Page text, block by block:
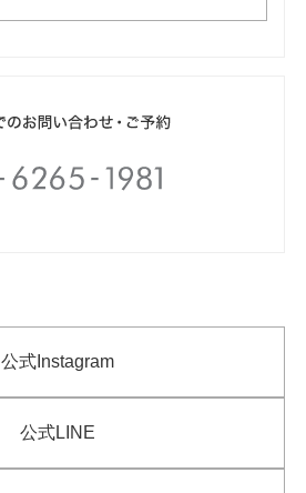
公式Instagram
公式LINE